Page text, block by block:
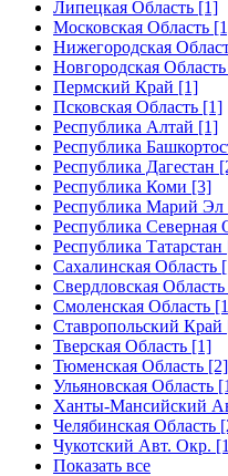
Липецкая Область [1]
Московская Область
Нижегородская
Новгородская
Пермский Край [1]
Псковская Область [1]
Республика Алтай [1]
Республика
Республика Дагестан
Республика Коми [3]
Республика Марий Эл
Республика Северная
Республика
Сахалинская Область
Свердловская
Смоленская Область
Ставропольский Край
Тверская Область [1]
Тюменская Область [2]
Ульяновская Область
Ханты-Мансийский
Челябинская Область
Чукотский Авт. Окр.
Показать все